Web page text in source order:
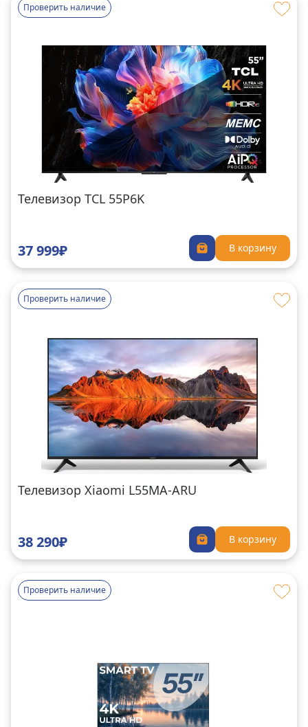
Проверить наличие
Телевизор TCL 55P6K
37 999₽ В корзину
Проверить наличие
Телевизор Xiaomi L55MA-ARU
38 290₽ В корзину
Проверить наличие